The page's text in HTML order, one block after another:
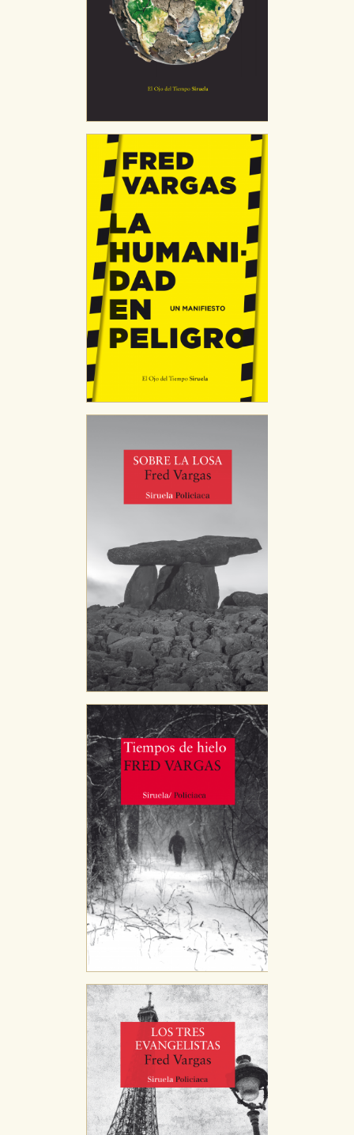
CONFIGURACIÓN DE COOKIES
HABILITAR TODO RECHAZAR TODO
web funcione y no es posible deshabilitarlas desde
nuestro sistema. Es posible hacerlo desde el
navegador, pero en ese caso es posible que algunas
áreas de nuestra web dejen de funcionar
correctamente.
Cookies de rendimiento y analíticas
Estas cookies se utilizan para mejorar su experiencia
de navegación y optimizar el funcionamiento de
nuestro sitio web. Almacenan configuraciones de
servicios para que no tenga que reconfigurarlos cada
vez que nos visita. La información es agregada y, por lo
tanto, es anónima.
Cookies de publicidad y redes sociales
Estas cookies son gestionadas por nuestros socios
publicitarios y se utilizan para mostrar publicidad
relevante para sus intereses en otros sitios. No
almacenan directamente información personal sino
que se basan en la identificación única de su
navegador y dispositivo de internet.
política de cookies